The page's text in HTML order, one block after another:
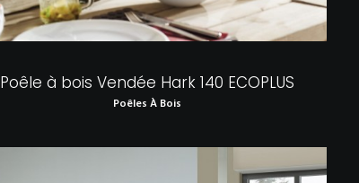
Poêle à bois Vendée Hark 140 ECOPLUS
Poêles À Bois